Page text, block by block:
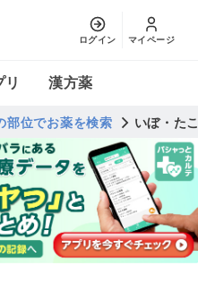
ログイン マイページ
リ 漢方薬
部位でお薬を検索 いぼ・た